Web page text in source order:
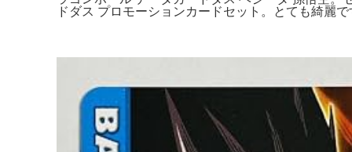
ドダス プロモーションカードセット。とても綺麗で